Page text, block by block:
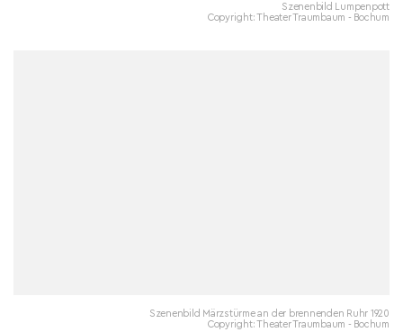
Szenenbild Lumpenpott
Copyright: Theater Traumbaum - Bochum
Szenenbild Märzstürme an der brennenden Ruhr 1920
Copyright: Theater Traumbaum - Bochum